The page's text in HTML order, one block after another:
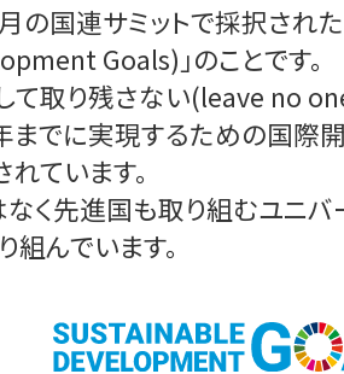
の国連サミットで採択され
Goals)」のことです。
て取り残さない(leave no
でに実現するための国際開
ています。
く先進国も取り組むユニバ
んでいます。